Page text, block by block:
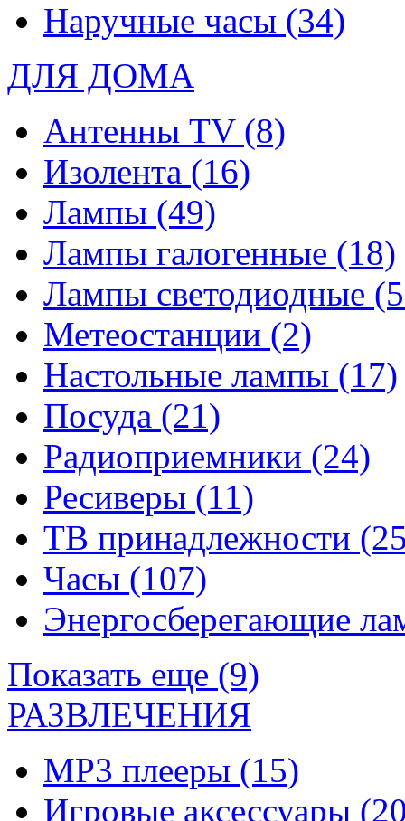
Наручные часы (34)
ДЛЯ ДОМА
Антенны TV (8)
Изолента (16)
Лампы (49)
Лампы галогенные (18)
Лампы светодиодные
Метеостанции (2)
Настольные лампы (17)
Посуда (21)
Радиоприемники (24)
Ресиверы (11)
ТВ принадлежности
Часы (107)
Энергосберегающие
Показать еще (9)
РАЗВЛЕЧЕНИЯ
MP3 плееры (15)
Игровые аксессуары